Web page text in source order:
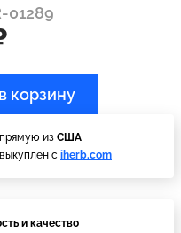
01289
корзину
из США
с iherb.com
и качество